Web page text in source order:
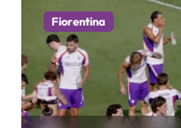
Fiorentina